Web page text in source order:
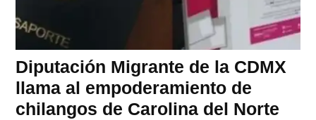
Diputación Migrante de la CDMX
llama al empoderamiento de
chilangos de Carolina del Norte